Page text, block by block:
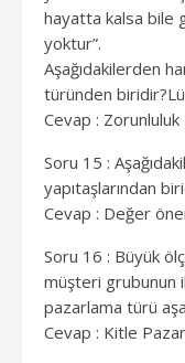
hayatta kalsa bile
yoktur”.
Aşağıdakilerden
türünden
Cevap :
Soru 15 :
yapıtaşlarından
Cevap : Değer
Soru 16 : Büyük
müşteri grubunun
pazarlama türü
Cevap : Kitle